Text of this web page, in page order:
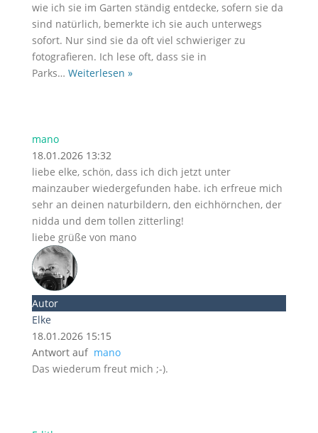
wie ich sie im Garten ständig entdecke, sofern sie da
sind natürlich, bemerkte ich sie auch unterwegs
sofort. Nur sind sie da oft viel schwieriger zu
fotografieren. Ich lese oft, dass sie in
Parks… Weiterlesen »
mano
18.01.2026 13:32
liebe elke, schön, dass ich dich jetzt unter
mainzauber wiedergefunden habe. ich erfreue mich
sehr an deinen naturbildern, den eichhörnchen, der
nidda und dem tollen zitterling!
liebe grüße von mano
Autor
Elke
18.01.2026 15:15
Antwort auf mano
Das wiederum freut mich ;-).